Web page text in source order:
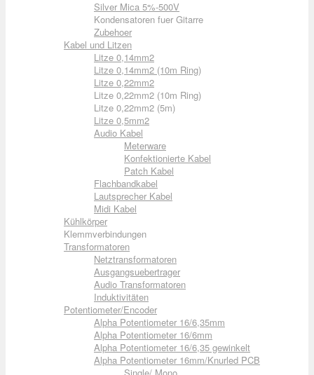
Silver Mica 5%-500V
Kondensatoren fuer Gitarre
Zubehoer
Kabel und Litzen
Litze 0,14mm2
Litze 0,14mm2 (10m Ring)
Litze 0,22mm2
Litze 0,22mm2 (10m Ring)
Litze 0,22mm2 (5m)
Litze 0,5mm2
Audio Kabel
Meterware
Konfektionierte Kabel
Patch Kabel
Flachbandkabel
Lautsprecher Kabel
Midi Kabel
Kühlkörper
Klemmverbindungen
Transformatoren
Netztransformatoren
Ausgangsuebertrager
Audio Transformatoren
Induktivitäten
Potentiometer/Encoder
Alpha Potentiometer 16/6,35mm
Alpha Potentiometer 16/6mm
Alpha Potentiometer 16/6,35 gewinkelt
Alpha Potentiometer 16mm/Knurled PCB